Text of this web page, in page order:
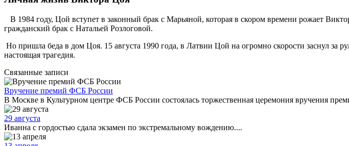
В 1984 году, Цой вступет в законный брак с Марьяной, которая в скором времени рожает
гражданский брак с Натальей Розлоговой.
Но пришла беда в дом Цоя. 15 августа 1990 года, в Латвии Цой на огромно скорости заснул за
настоящая трагедия.
Связанные записи
Вручение премий ФСБ России
В Москве в Культурном центре ФСБ России состоялась торжественная церемония вручения
29 августа
Иванна с гордостью сдала экзамен по экстремальному вождению....